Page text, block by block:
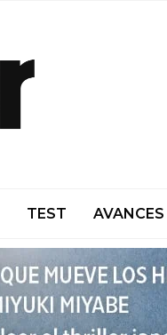
TEST AVANCES